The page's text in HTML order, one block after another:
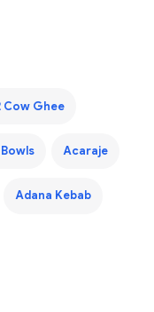
Cow Ghee
Acaraje
Adana Kebab